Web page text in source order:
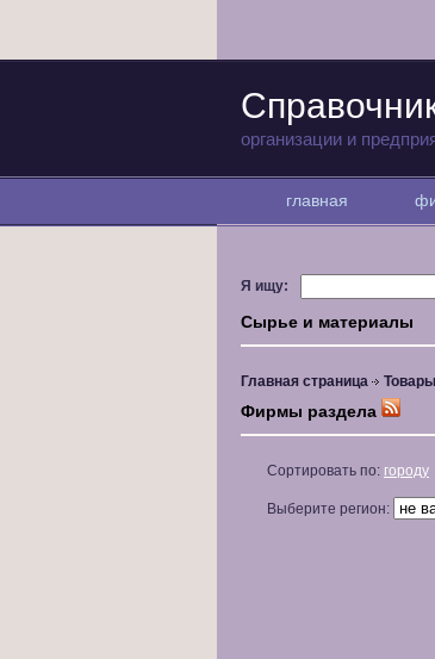
организации и
главная
Я ищу:
Сырье и материалы
Главная страница
Фирмы раздела
Сортировать по: городу
Выберите регион: